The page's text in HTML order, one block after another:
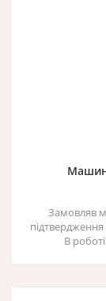
Замовляв
В